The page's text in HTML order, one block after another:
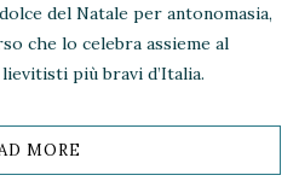
del Natale per antonomasia,
che lo celebra assieme al
più bravi d’Italia.
MORE